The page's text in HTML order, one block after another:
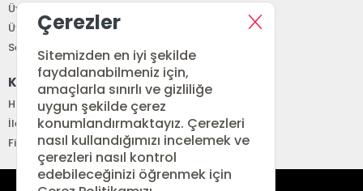
Üye Girişi
Üye Ol
Sepetim
KURUMSAL
Hakkımızda
İletişim
Fiyat Listesi
Çerezler
Sitemizden en iyi şekilde
faydalanabilmeniz için,
amaçlarla sınırlı ve gizliliğe
uygun şekilde çerez
konumlandırmaktayız. Çerezleri
nasıl kullandığımızı incelemek ve
çerezleri nasıl kontrol
edebileceğinizi öğrenmek için